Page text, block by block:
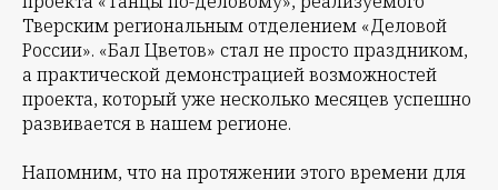
Тверским региональным отделением «Деловой
России». «Бал Цветов» стал не просто праздником,
а практической демонстрацией возможностей
проекта, который уже несколько месяцев успешно
развивается в нашем регионе.
Напомним, что на протяжении этого времени для